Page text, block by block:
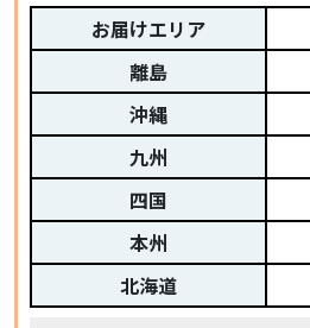
お届けエリア
離島
沖縄
九州
四国
本州
北海道